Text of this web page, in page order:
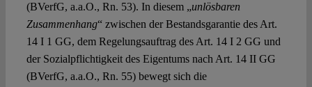
(BVerfG, a.a.O., Rn. 53). In diesem „unlösbaren
Zusammenhang“ zwischen der Bestandsgarantie des Art.
14 I 1 GG, dem Regelungsauftrag des Art. 14 I 2 GG und
der Sozialpflichtigkeit des Eigentums nach Art. 14 II GG
(BVerfG, a.a.O., Rn. 55) bewegt sich die